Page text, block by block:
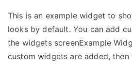
This is an example widget to
looks by default. You can add
the widgets screenExample
custom widgets are added,